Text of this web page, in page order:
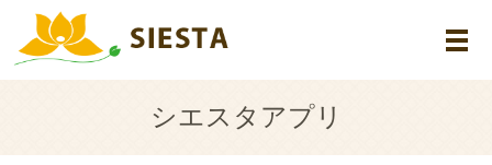
メ
シエスタアプリ